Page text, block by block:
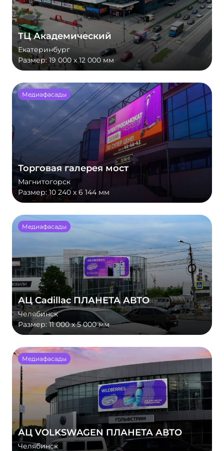
ТЦ Академический
Екатеринбург
Размер:19 000 х 12 000 мм
Медиафасады
Торговая галерея мост
Магнитогорск
Размер: 10 240 х 6 144 мм
Медиафасады
АЦ Cadillac ПЛАНЕТА АВТО
Челябинск
Размер: 11 000 x 5 000 мм
Медиафасады
АЦ VOLKSWAGEN ПЛАНЕТА АВТО
Челябинск